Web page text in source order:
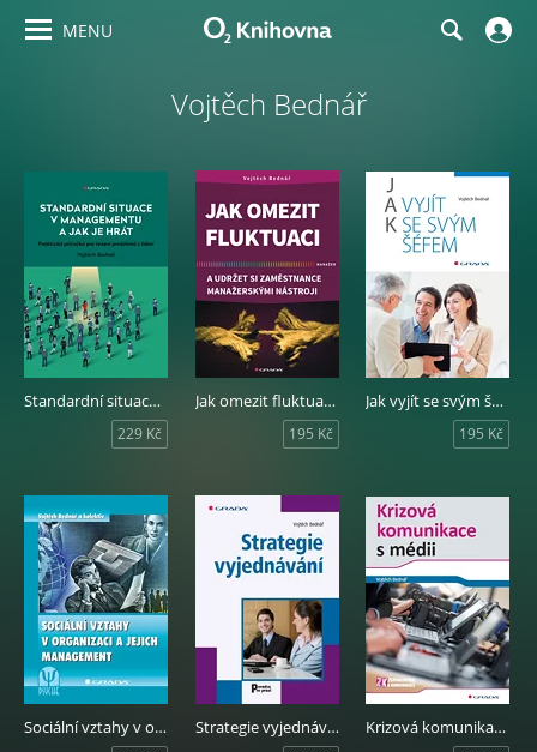
MENU
Vojtěch Bednář
Standardní situace v managementu a jak je hrát
229 Kč
Jak omezit fluktuaci a udržet si zaměstnance manažerskými nástroji
195 Kč
Jak vyjít se svým šéfem
195 Kč
Sociální vztahy v organizaci a jejich management Strategie vyjednávání Krizová komunikace s médii